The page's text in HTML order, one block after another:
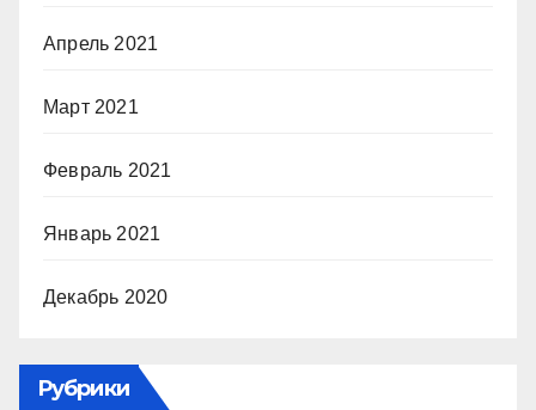
Апрель 2021
Март 2021
Февраль 2021
Январь 2021
Декабрь 2020
Рубрики